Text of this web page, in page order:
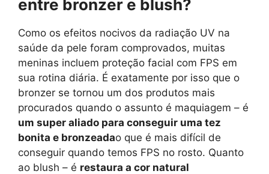
entre bronzer e blush?
Como os efeitos nocivos da radiação UV na
saúde da pele foram comprovados, muitas
meninas incluem proteção facial com FPS em
sua rotina diária. É exatamente por isso que o
bronzer se tornou um dos produtos mais
procurados quando o assunto é maquiagem – é
um super aliado para conseguir uma tez
bonita e bronzeadao que é mais difícil de
conseguir quando temos FPS no rosto. Quanto
ao blush – é restaura a cor natural